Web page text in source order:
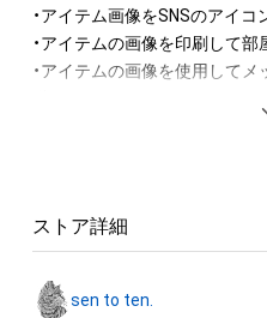
・アイテム画像をSNSのアイコ
・アイテムの画像を印刷して部
・アイテムの画像を使用して
・本アイテムに関する創作物(画
権(著作権、特許権、実用新案
ストア詳細
sen to ten.